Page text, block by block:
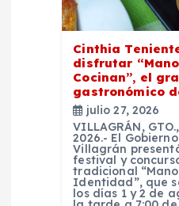
Cinthia
disfrutar
Cocinan”, el
gastronómico
julio 27, 2026
VILLAGRÁN,
2026.- El
Villagrán
festival y
tradicional
Identidad”, que
los días 1 y 2 de